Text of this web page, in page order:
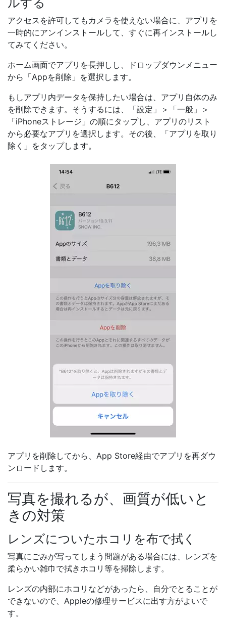
ルする
アクセスを許可してもカメラを使えない場合に、アプリを
一時的にアンインストールして、すぐに再インストールし
てみてください。
ホーム画面でアプリを長押しし、ドロップダウンメニュー
から「Appを削除」を選択します。
もしアプリ内データを保持したい場合は、アプリ自体のみ
を削除できます。そうするには、「設定」＞「一般」＞
「iPhoneストレージ」の順にタップし、アプリのリスト
から必要なアプリを選択します。その後、「アプリを取り
除く」をタップします。
アプリを削除してから、App Store経由でアプリを再ダウ
ンロードします。
写真を撮れるが、画質が低いと
きの対策
レンズについたホコリを布で拭く
写真にごみが写ってしまう問題がある場合には、レンズを
柔らかい雑巾で拭きホコリ等を掃除します。
レンズの内部にホコリなどがあったら、自分でとることが
できないので、Appleの修理サービスに出す方がよいで
す。